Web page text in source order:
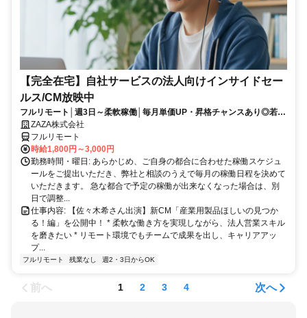
【完全在宅】自社サービスの法人向けインサイドセー
ルス/CM放映中
フルリモート│週3日～柔軟稼働│毎月単価UP・昇格チャンスあり◎若手
が次々成長中！
ZAZA株式会社
フルリモート
時給1,800円～3,000円
勤務時間・曜日: あらかじめ、ご自身の都合に合わせた稼働スケジュ
ールをご提出いただき、弊社と相談のうえで毎月の稼働日程を決めて
いただきます。 急な都合で予定の稼働が出来なくなった場合は、別
日で調整...
仕事内容: 【佐々木希さん出演】新CM「産業用製品ほしいの見つか
る！編」を公開中！ * 柔軟な働き方を実現しながら、法人営業スキル
を磨きたい * リモート環境でもチームで成果を出し、キャリアアッ
プ...
フルリモート 残業なし 週2・3日からOK
前へ 1 2 3 4 次へ